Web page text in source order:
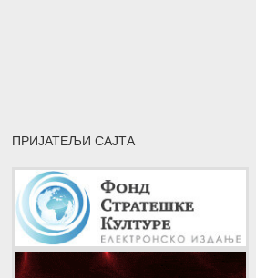
ПРИЈАТЕЉИ САЈТА